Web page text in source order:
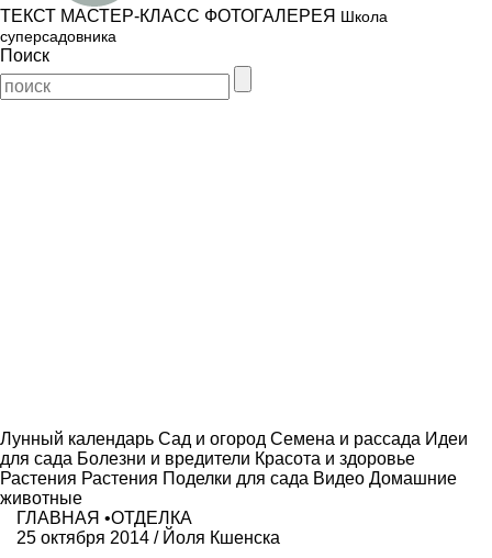
ТЕКСТ МАСТЕР-КЛАСС ФОТОГАЛЕРЕЯ Школа
суперсадовника
Поиск
Лунный календарь Сад и огород Семена и рассада Идеи
для сада Болезни и вредители Красота и здоровье
Растения Растения Поделки для сада Видео Домашние
животные
ГЛАВНАЯ •ОТДЕЛКА
25 октября 2014 / Йоля Кшенска